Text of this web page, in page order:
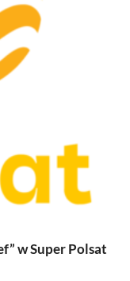
w Super Polsat